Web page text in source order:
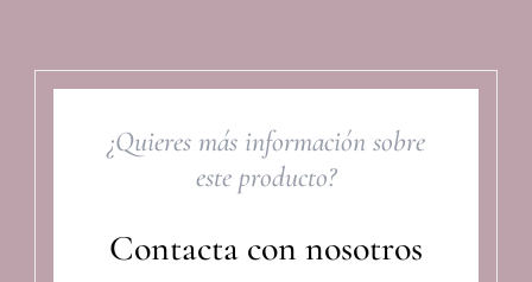
¿Quieres más información sobre
este producto?
Contacta con nosotros